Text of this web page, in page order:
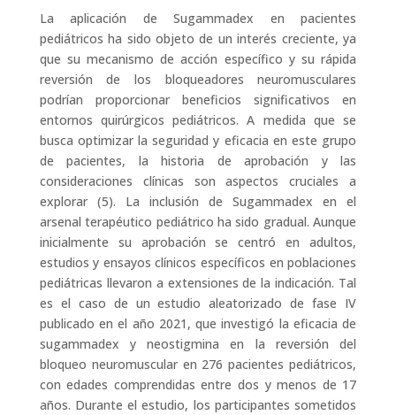
La aplicación de Sugammadex en pacientes
pediátricos ha sido objeto de un interés creciente, ya
que su mecanismo de acción específico y su rápida
reversión de los bloqueadores neuromusculares
podrían proporcionar beneficios significativos en
entornos quirúrgicos pediátricos. A medida que se
busca optimizar la seguridad y eficacia en este grupo
de pacientes, la historia de aprobación y las
consideraciones clínicas son aspectos cruciales a
explorar (5). La inclusión de Sugammadex en el
arsenal terapéutico pediátrico ha sido gradual. Aunque
inicialmente su aprobación se centró en adultos,
estudios y ensayos clínicos específicos en poblaciones
pediátricas llevaron a extensiones de la indicación. Tal
es el caso de un estudio aleatorizado de fase IV
publicado en el año 2021, que investigó la eficacia de
sugammadex y neostigmina en la reversión del
bloqueo neuromuscular en 276 pacientes pediátricos,
con edades comprendidas entre dos y menos de 17
años. Durante el estudio, los participantes sometidos